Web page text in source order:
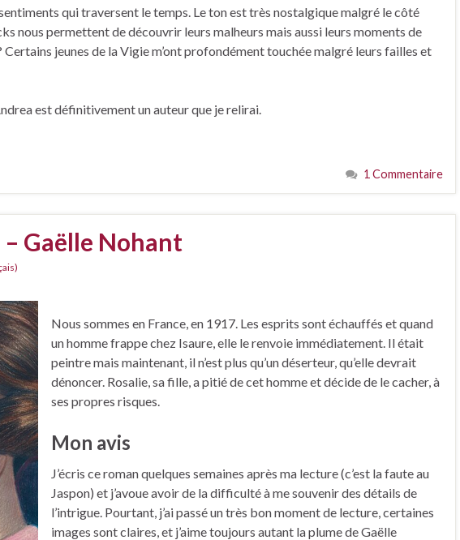
qui traversent le temps. Le ton est très nostalgique malgré le côté
nous permettent de découvrir leurs malheurs mais aussi leurs moments de
jeunes de la Vigie m’ont profondément touchée malgré leurs failles et
est définitivement un auteur que je relirai.
1 Commentaire
– Gaëlle Nohant
Nous sommes en France, en 1917. Les esprits sont échauffés et quand
un homme frappe chez Isaure, elle le renvoie immédiatement. Il était
peintre mais maintenant, il n’est plus qu’un déserteur, qu’elle devrait
dénoncer. Rosalie, sa fille, a pitié de cet homme et décide de le cacher, à
ses propres risques.
Mon avis
J’écris ce roman quelques semaines après ma lecture (c’est la faute au
Jaspon) et j’avoue avoir de la difficulté à me souvenir des détails de
l’intrigue. Pourtant, j’ai passé un très bon moment de lecture, certaines
images sont claires, et j’aime toujours autant la plume de Gaëlle